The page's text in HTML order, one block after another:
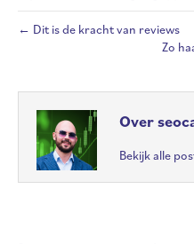
← Dit is de kracht van reviews
Zo
Over
Bekijk alle